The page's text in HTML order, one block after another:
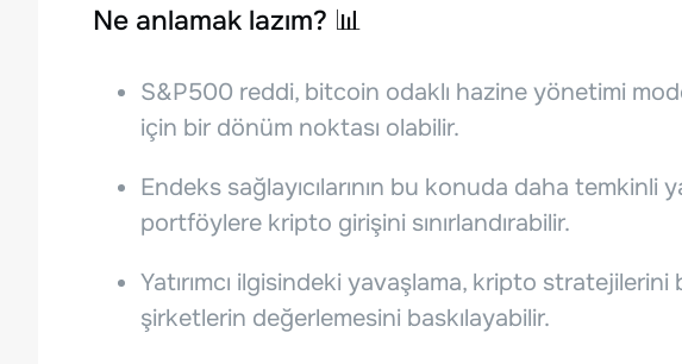
Ne anlamak lazım? 📊
S&P500 reddi, bitcoin odaklı hazine yönetimi
için bir dönüm noktası olabilir.
Endeks sağlayıcılarının bu konuda daha temkinli
portföylere kripto girişini sınırlandırabilir.
Yatırımcı ilgisindeki yavaşlama, kripto stratejilerini
şirketlerin değerlemesini baskılayabilir.